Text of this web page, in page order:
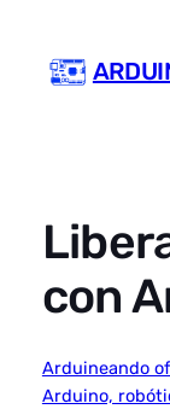
content
con
Arduineando
Arduino,